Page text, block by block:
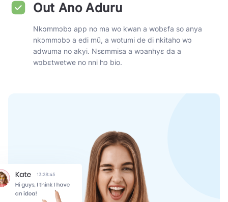
Out Ano Aduru
Nkɔmmɔbɔ app no ​​ma wo kwan a wobɛfa so anya
nkɔmmɔbɔ a edi mũ, a wotumi de di nkitaho wɔ
adwuma no akyi. Nsɛmmisa a wɔanhyɛ da a
wɔbɛtwetwe no nni hɔ bio.